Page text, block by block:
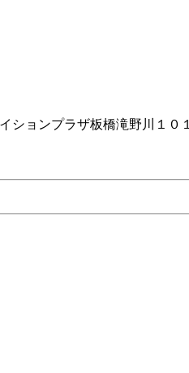
ションプラザ板橋滝野川１０１